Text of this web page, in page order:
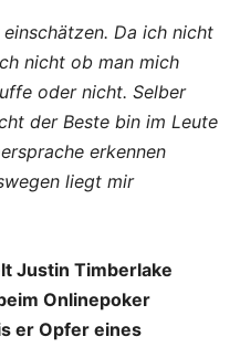
Da ich nicht
nicht ob man mich
oder nicht. Selber
der Beste bin im Leute
erkennen
liegt mir
Justin Timberlake
Onlinepoker
er Opfer eines